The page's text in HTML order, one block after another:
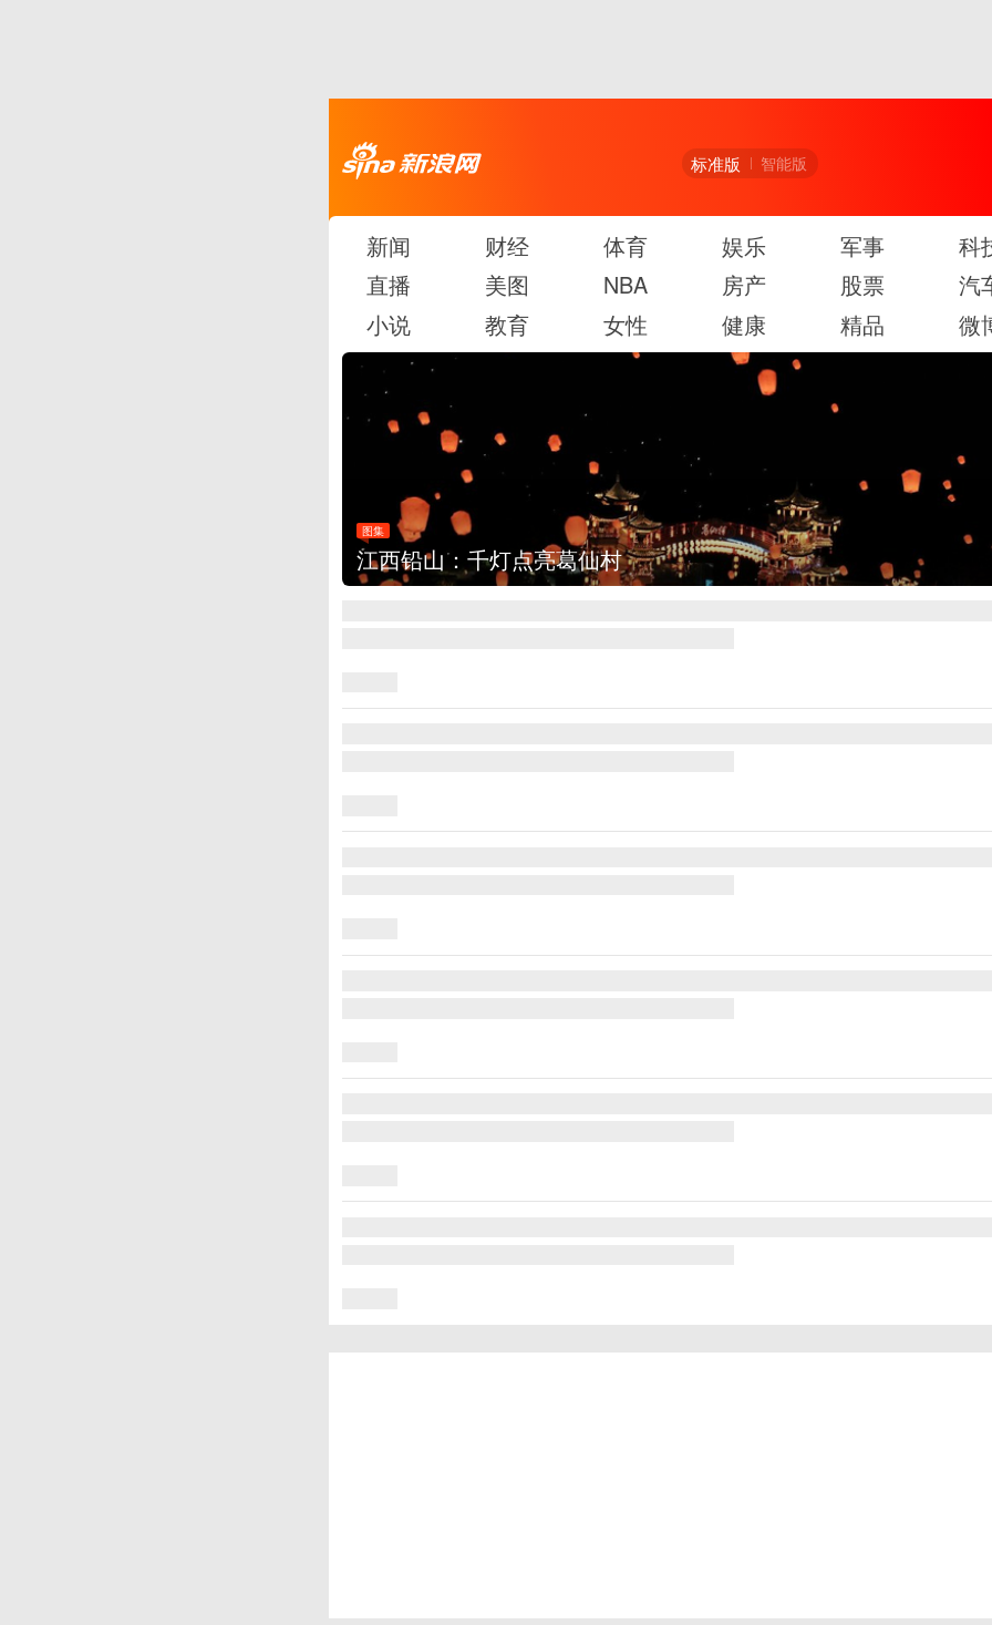
标准版 智能版
新闻 财经 体育 娱乐 军事
科
直播
美图 NBA 房产 股票
汽
小说
教育 女性 健康 精品 微
图集
江西铅山：千灯点亮葛仙村